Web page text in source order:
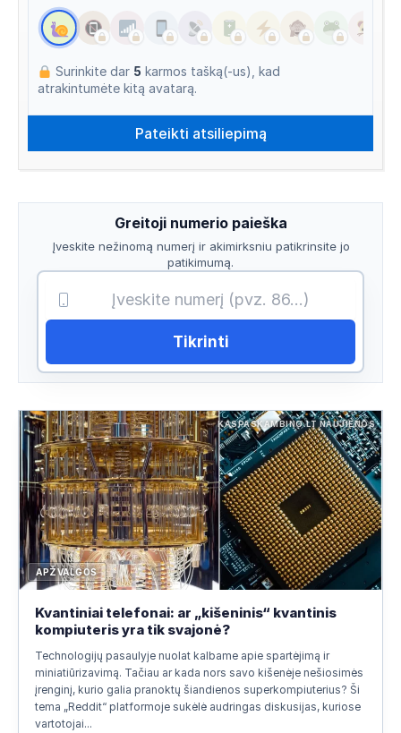
Surinkite dar 5 karmos tašką(-us), kad
atrakintumėte kitą avatarą.
Greitoji numerio paieška
Įveskite nežinomą numerį ir akimirksniu patikrinsite jo
patikimumą.
Tikrinti
KASPASKAMBINO.LT NAUJIENOS
APŽVALGOS
Kvantiniai telefonai: ar „kišeninis“ kvantinis
kompiuteris yra tik svajonė?
Technologijų pasaulyje nuolat kalbame apie spartėjimą ir
miniatiūrizavimą. Tačiau ar kada nors savo kišenėje nešiosimės
įrenginį, kurio galia pranoktų šiandienos superkompiuterius? Ši
tema „Reddit“ platformoje sukėlė audringas diskusijas, kuriose
vartotojai...